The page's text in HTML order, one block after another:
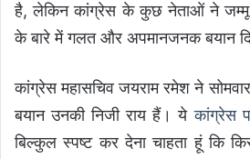
है, लेकिन कांग्रेस के कुछ नेताओं ने
के बारे में गलत और अपमानजनक बयान
कांग्रेस महासचिव जयराम रमेश ने
बयान उनकी निजी राय हैं। येकांग्रेस
बिल्कुल स्पष्ट कर देना चाहता हूं कि